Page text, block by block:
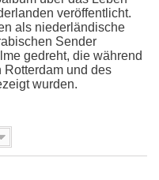
veröffentlicht.
als niederländische
Sender
gedreht, die während
und des
wurden.